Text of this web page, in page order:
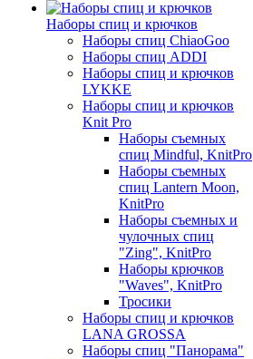
Наборы спиц и крючков
Наборы спиц ChiaoGoo
Наборы спиц ADDI
Наборы спиц и крючков
LYKKE
Наборы спиц и крючков
Knit Pro
Наборы съемных
спиц Mindful, KnitPro
Наборы съемных
спиц Lantern Moon,
KnitPro
Наборы съемных и
чулочных спиц
"Zing", KnitPro
Наборы крючков
"Waves", KnitPro
Тросики
Наборы спиц и крючков
LANA GROSSA
Наборы спиц "Панорама"